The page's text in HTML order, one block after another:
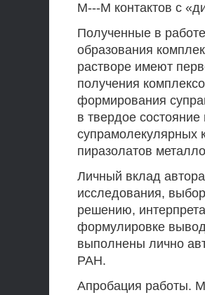
М---М контактов с
Полученные в
образования
растворе имеют
получения
формирования
в твердое
супрамолекулярных
пиразолатов
Личный вклад
исследования,
решению,
формулировке
выполнены лично
РАН.
Апробация работы.